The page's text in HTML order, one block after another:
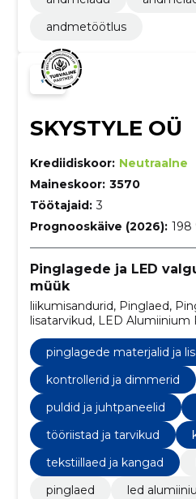
andmetöötlus
SKYSTYLE OÜ
Krediidiskoor: Neutraalne
Maineskoor: 3570
Töötajaid: 3
Prognooskäive (2026):
Pinglagede ja LED
müük
liikumisandurid, Pinglaed,
lisatarvikud, LED Alumiinium
Lambid, LED Valgustus, LED
Valgustuse juhtimine,
pinglagede materjalid ja
kontrollerid ja dimmerid
puldid ja juhtpaneelid
tööriistad ja tarvikud
tekstiillaed ja kangad
pinglaed
led